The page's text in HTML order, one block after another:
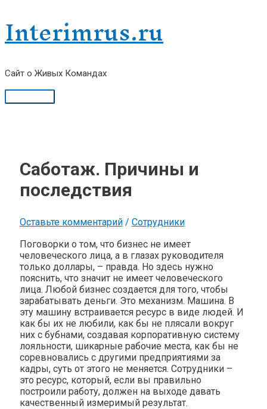
содержимому
Interimrus.ru
Сайт о Живых Командах
Главное
Саботаж. Причины и
последствия
Оставьте комментарий / Сотрудники
Поговорки о том, что бизнес не имеет
человеческого лица, а в глазах руководителя
только доллары, – правда. Но здесь нужно
пояснить, что значит не имеет человеческого
лица. Любой бизнес создается для того, чтобы
зарабатывать деньги. Это механизм. Машина. В
эту машину встраивается ресурс в виде людей. И
как бы их не любили, как бы не плясали вокруг
них с бубнами, создавая корпоративную систему
лояльности, шикарные рабочие места, как бы не
соревновались с другими предприятиями за
кадры, суть от этого не меняется. Сотрудники –
это ресурс, который, если вы правильно
построили работу, должен на выходе давать
качественный измеримый результат.